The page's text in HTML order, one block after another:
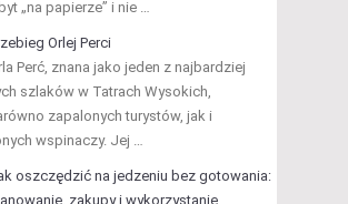
„na papierze” i nie …
Orlej Perci
Perć, znana jako jeden z najbardziej
szlaków w Tatrach Wysokich,
zapalonych turystów, jak i
wspinaczy. Jej …
oszczędzić na jedzeniu bez gotowania:
zakupy i wykorzystanie